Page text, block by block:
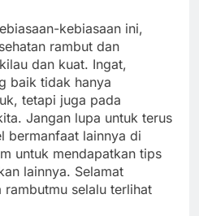
kebiasaan ini,
rambut dan
dan kuat. Ingat,
baik tidak hanya
tetapi juga pada
Jangan lupa untuk terus
bermanfaat lainnya di
untuk mendapatkan tips
lainnya. Selamat
selalu terlihat